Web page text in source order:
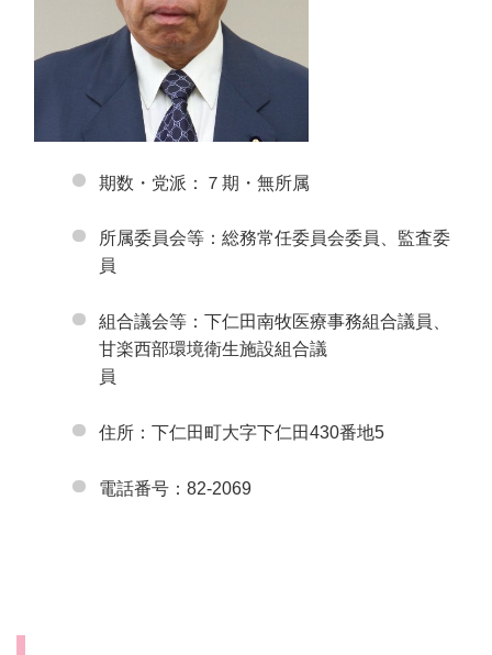
期数・党派：７期・無所属
所属委員会等：総務常任委員会委員、監査委
員
組合議会等：下仁田南牧医療事務組合議員、
甘楽西部環境衛生施設組合議
員
住所：下仁田町大字下仁田430番地5
電話番号：82-2069